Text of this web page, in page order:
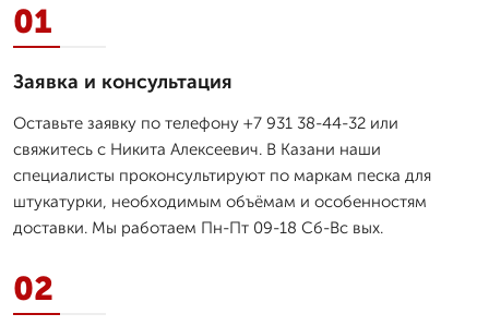
01
Заявка и консультация
Оставьте заявку по телефону +7 931 38-44-32 или
свяжитесь с Никита Алексеевич. В Казани наши
специалисты проконсультируют по маркам песка для
штукатурки, необходимым объёмам и особенностям
доставки. Мы работаем Пн-Пт 09-18 Сб-Вс вых.
02